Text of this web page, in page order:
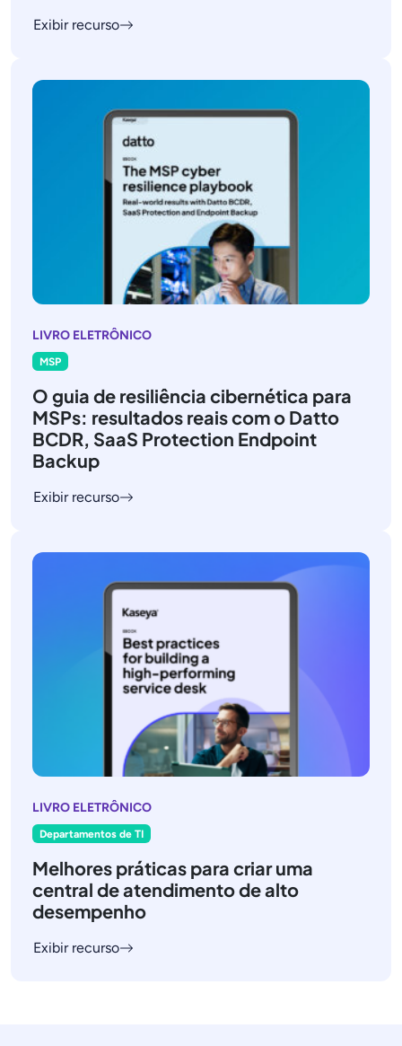
Exibir recurso
LIVRO ELETRÔNICO
MSP
O guia de resiliência cibernética para
MSPs: resultados reais com o Datto
BCDR, SaaS Protection Endpoint
Backup
Exibir recurso
LIVRO ELETRÔNICO
Departamentos de TI
Melhores práticas para criar uma
central de atendimento de alto
desempenho
Exibir recurso